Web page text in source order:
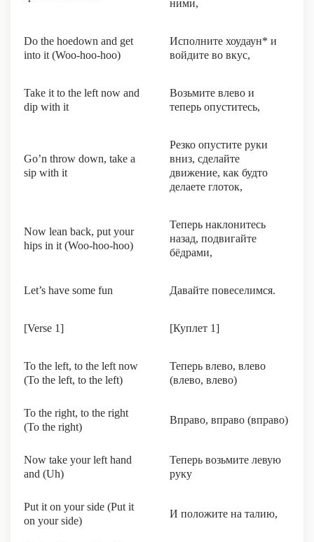
ними,
Do the hoedown and get
into it (Woo-hoo-hoo)
Исполните хоудаун* и
войдите во вкус,
Take it to the left now and
dip with it
Возьмите влево и
теперь опуститесь,
Go’n throw down, take a
sip with it
Резко опустите руки
вниз, сделайте
движение, как будто
делаете глоток,
Now lean back, put your
hips in it (Woo-hoo-hoo)
Теперь наклонитесь
назад, подвигайте
бёдрами,
Let’s have some fun Давайте повеселимся.
[Verse 1] [Куплет 1]
To the left, to the left now
(To the left, to the left)
Теперь влево, влево
(влево, влево)
To the right, to the right
(To the right)
Вправо, вправо (вправо)
Now take your left hand
and (Uh)
Теперь возьмите левую
руку
Put it on your side (Put it
on your side)
И положите на талию,